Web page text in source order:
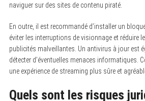
naviguer sur des sites de contenu piraté.
En outre, il est recommandé d’installer un
éviter les interruptions de visionnage et réduire
publicités malveillantes. Un antivirus à jour est
détecter d’éventuelles menaces informatiques.
une expérience de streaming plus sûre et
Quels sont les risques